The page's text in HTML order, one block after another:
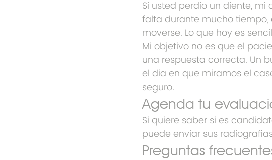
Si usted perdio un diente,
falta durante mucho tiempo,
moverse. Lo que hoy es
Mi objetivo no es que el
una respuesta correcta. Un
el dia en que miramos el
seguro.
Agenda tu
Si quiere saber si es
puede enviar sus
Preguntas